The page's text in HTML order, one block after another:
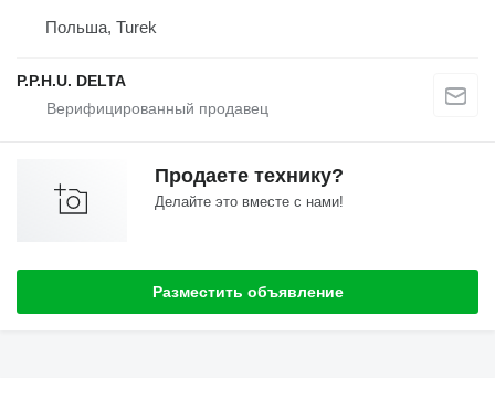
Польша, Turek
P.P.H.U. DELTA
Продаете технику?
Делайте это вместе с нами!
Разместить объявление